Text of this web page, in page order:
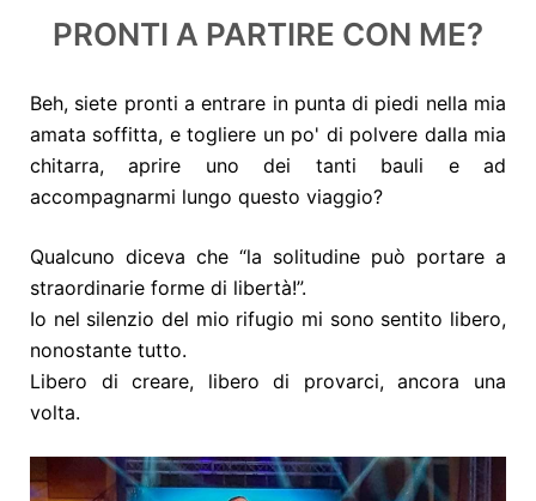
PRONTI A PARTIRE CON ME?
Beh, siete pronti a entrare in punta di piedi nella mia
amata soffitta, e togliere un po' di polvere dalla mia
chitarra, aprire uno dei tanti bauli e ad
accompagnarmi lungo questo viaggio?
Qualcuno diceva che “la solitudine può portare a
straordinarie forme di libertà!”.
Io nel silenzio del mio rifugio mi sono sentito libero,
nonostante tutto.
Libero di creare, libero di provarci, ancora una
volta.